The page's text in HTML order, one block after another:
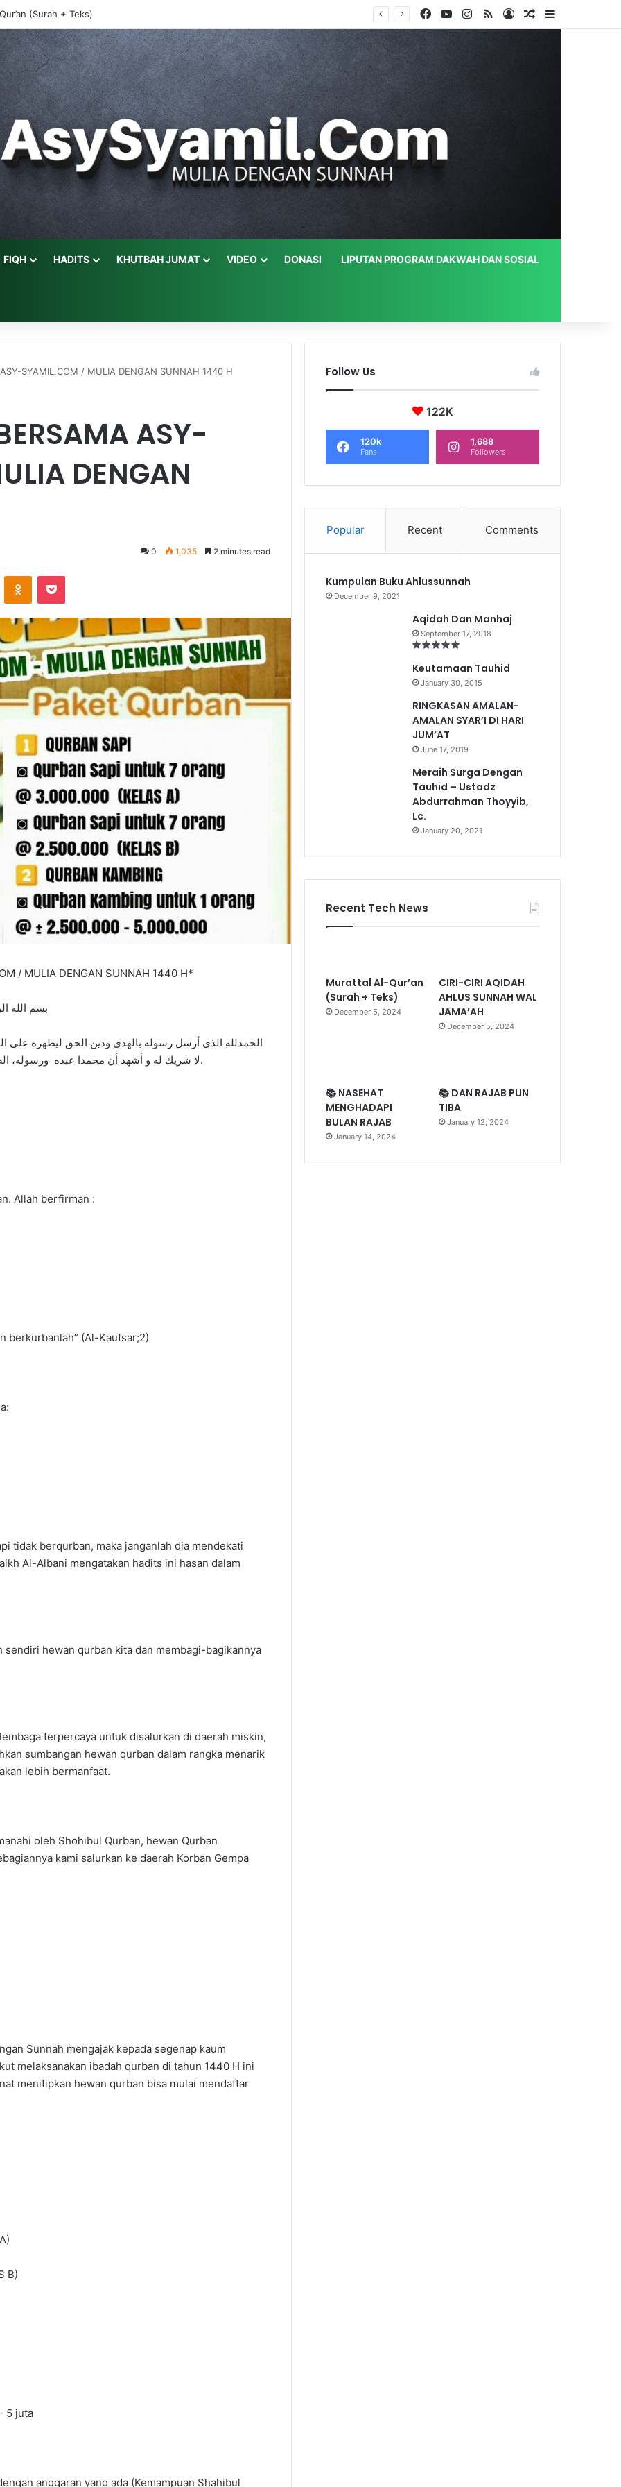
(Surah + Teks) FacebookYouTubeInstagram
RSS Log InRandom Article
FIQH HADITS KHUTBAH JUMAT VIDEO DONASI LIPUTAN PROGRAM DAKWAH DAN SOSIAL
SYAMIL.COM / MULIA DENGAN SUNNAH 1440 H
ASY-
DENGAN
0 1,035 2 minutes read
/ MULIA DENGAN SUNNAH 1440 H*
بسم الله
الحمدلله الذي أرسل رسوله بالهدى ودين الحق ليظهره على
لا شريك له و أشهد أن محمدا عبده ورسوله، الصلاه والسلام على رسول صلى الله عليه وسلم. أما بعد.
Allah berfirman :
berkurbanlah” (Al-Kautsar;2)
tidak berqurban, maka janganlah dia mendekati
Al-Albani mengatakan hadits ini hasan dalam
hewan qurban kita dan membagi-bagikannya
terpercaya untuk disalurkan di daerah miskin,
sumbangan hewan qurban dalam rangka menarik
lebih bermanfaat.
oleh Shohibul Qurban, hewan Qurban
kami salurkan ke daerah Korban Gempa
Sunnah mengajak kepada segenap kaum
melaksanakan ibadah qurban di tahun 1440 H ini
menitipkan hewan qurban bisa mulai mendaftar
B)
5 juta
anggaran yang ada (Kemampuan Shahibul
Follow Us
122K
120k
Fans
1,688
Followers
Popular Recent Comments
Kumpulan Buku Ahlussunnah
December 9, 2021
Aqidah Dan Manhaj
September 17, 2018
Keutamaan Tauhid
January 30, 2015
RINGKASAN AMALAN-
AMALAN SYAR’I DI HARI
JUM’AT
June 17, 2019
Meraih Surga Dengan
Tauhid – Ustadz
Abdurrahman Thoyyib,
Lc.
January 20, 2021
Recent Tech News
Murattal Al-Qur’an
(Surah + Teks)
December 5, 2024
CIRI-CIRI AQIDAH
AHLUS SUNNAH WAL
JAMA’AH
December 5, 2024
📚 NASEHAT
MENGHADAPI
BULAN RAJAB
January 14, 2024
📚 DAN RAJAB PUN
TIBA
January 12, 2024